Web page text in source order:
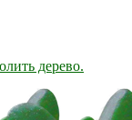
дерево.